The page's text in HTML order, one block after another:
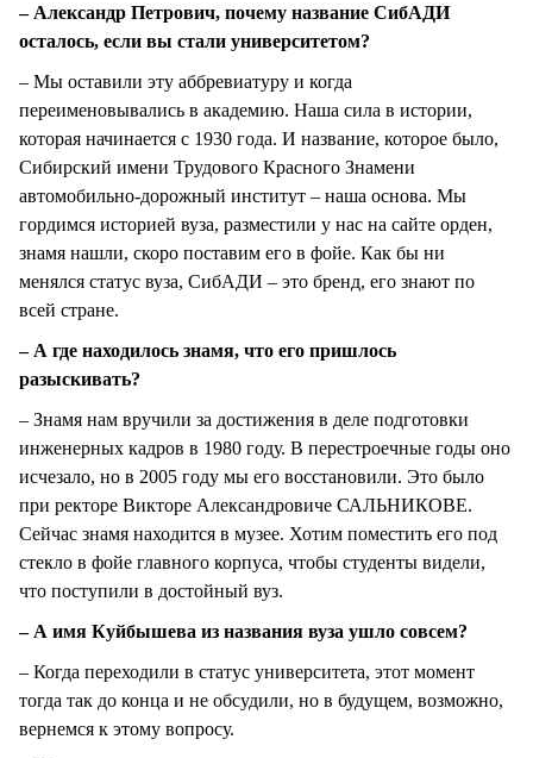
– Александр Петрович, почему название СибАДИ
осталось, если вы стали университетом?
– Мы оставили эту аббревиатуру и когда
переименовывались в академию. Наша сила в истории,
которая начинается с 1930 года. И название, которое было,
Сибирский имени Трудового Красного Знамени
автомобильно-дорожный институт – наша основа. Мы
гордимся историей вуза, разместили у нас на сайте орден,
знамя нашли, скоро поставим его в фойе. Как бы ни
менялся статус вуза, СибАДИ – это бренд, его знают по
всей стране.
– А где находилось знамя, что его пришлось
разыскивать?
– Знамя нам вручили за достижения в деле подготовки
инженерных кадров в 1980 году. В перестроечные годы оно
исчезало, но в 2005 году мы его восстановили. Это было
при ректоре Викторе Александровиче САЛЬНИКОВЕ.
Сейчас знамя находится в музее. Хотим поместить его под
стекло в фойе главного корпуса, чтобы студенты видели,
что поступили в достойный вуз.
– А имя Куйбышева из названия вуза ушло совсем?
– Когда переходили в статус университета, этот момент
тогда так до конца и не обсудили, но в будущем, возможно,
вернемся к этому вопросу.